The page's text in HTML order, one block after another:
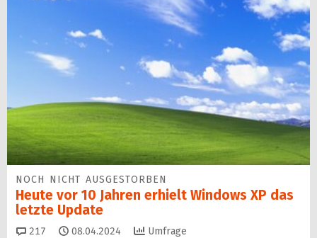
NOCH NICHT AUSGESTORBEN
Heute vor 10 Jahren erhielt Windows XP das
letzte Update
217 Kommentare
08.04.2024 Umfrage